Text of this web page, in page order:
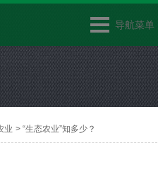
导航菜单
业 >“生态农业”知多少？